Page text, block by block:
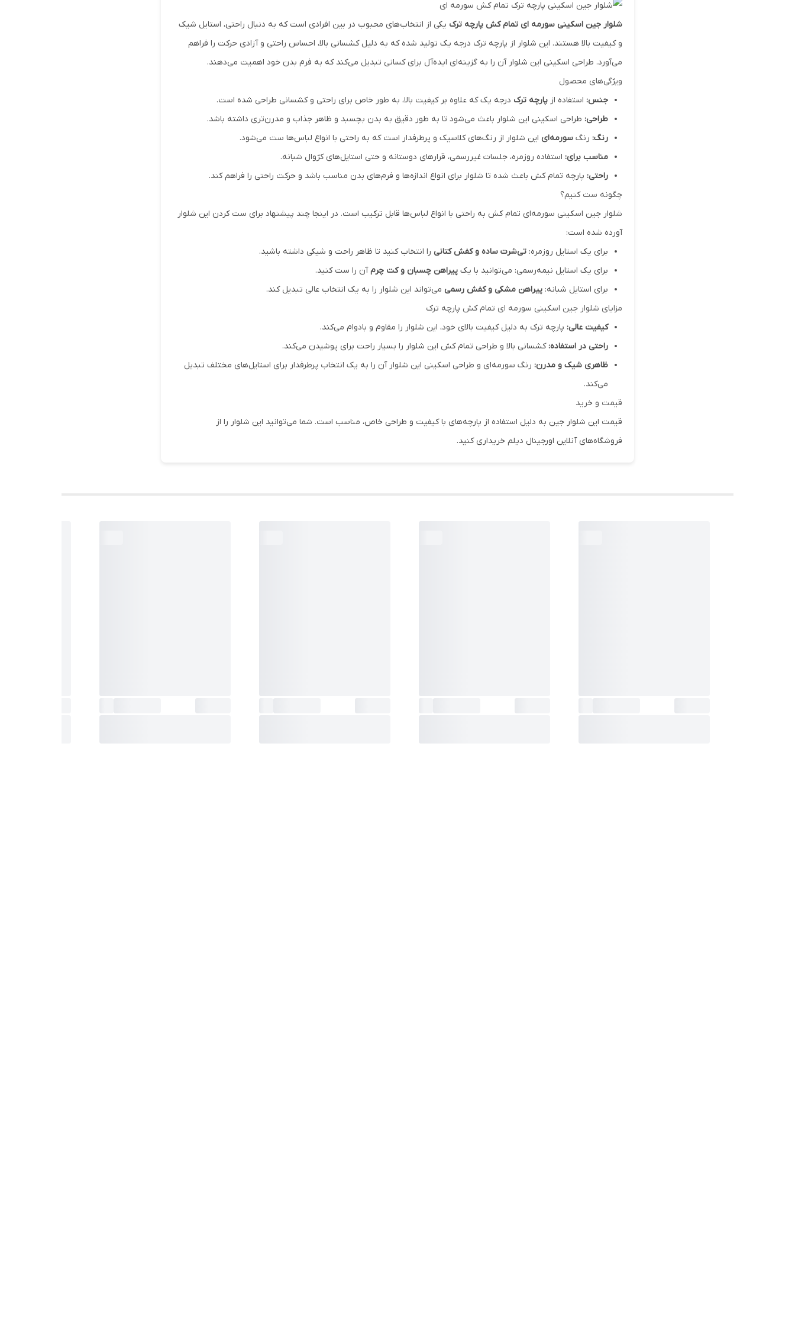
شلوار جین اسکینی سورمه ای تمام کش پارچه ترک یکی از انتخاب‌های محبوب در بین افرادی است که به دنبال راحتی، استایل شیک
و کیفیت بالا هستند. این شلوار از پارچه ترک درجه یک تولید شده که به دلیل کشسانی بالا، احساس راحتی و آزادی حرکت را فراهم
می‌آورد. طراحی اسکینی این شلوار آن را به گزینه‌ای ایده‌آل برای کسانی تبدیل می‌کند که به فرم بدن خود اهمیت می‌دهند.
ویژگی‌های محصول
جنس: استفاده از پارچه ترک درجه یک که علاوه بر کیفیت بالا، به طور خاص برای راحتی و کشسانی طراحی شده است.
طراحی: طراحی اسکینی این شلوار باعث می‌شود تا به طور دقیق به بدن بچسبد و ظاهر جذاب و مدرن‌تری داشته باشد.
رنگ: رنگ سورمه‌ای این شلوار از رنگ‌های کلاسیک و پرطرفدار است که به راحتی با انواع لباس‌ها ست می‌شود.
مناسب برای: استفاده روزمره، جلسات غیررسمی، قرارهای دوستانه و حتی استایل‌های کژوال شبانه.
راحتی: پارچه تمام کش باعث شده تا شلوار برای انواع اندازه‌ها و فرم‌های بدن مناسب باشد و حرکت راحتی را فراهم کند.
چگونه ست کنیم؟
شلوار جین اسکینی سورمه‌ای تمام کش به راحتی با انواع لباس‌ها قابل ترکیب است. در اینجا چند پیشنهاد برای ست کردن این شلوار
آورده شده است:
برای یک استایل روزمره: تی‌شرت ساده و کفش کتانی را انتخاب کنید تا ظاهر راحت و شیکی داشته باشید.
برای یک استایل نیمه‌رسمی: می‌توانید با یک پیراهن چسبان و کت چرمآن را ست کنید.
برای استایل شبانه: پیراهن مشکی و کفش رسمی می‌تواند این شلوار را به یک انتخاب عالی تبدیل کند.
مزایای شلوار جین اسکینی سورمه ای تمام کش پارچه ترک
کیفیت عالی: پارچه ترک به دلیل کیفیت بالای خود، این شلوار را مقاوم و بادوام می‌کند.
راحتی در استفاده:کشسانی بالا و طراحی تمام کش این شلوار را بسیار راحت برای پوشیدن می‌کند.
ظاهری شیک و مدرن: رنگ سورمه‌ای و طراحی اسکینی این شلوار آن را به یک انتخاب پرطرفدار برای استایل‌های مختلف تبدیل
می‌کند.
قیمت و خرید
قیمت این شلوار جین به دلیل استفاده از پارچه‌های با کیفیت و طراحی خاص، مناسب است. شما می‌توانید این شلوار را از
فروشگاه‌های آنلاین اورجینال دیلم خریداری کنید.